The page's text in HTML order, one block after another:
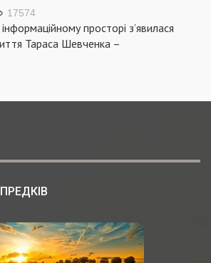
17574
просторі з’явилася
Тараса Шевченка –